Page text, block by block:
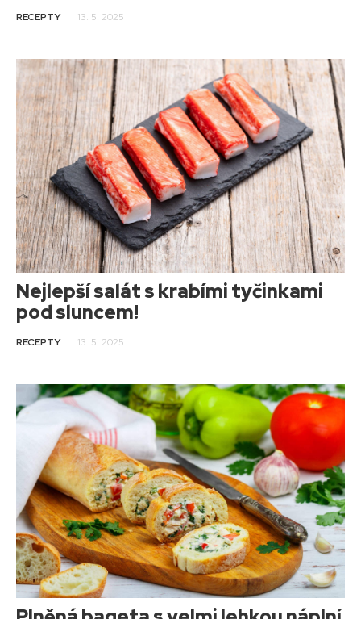
RECEPTY 13. 5. 2025
Nejlepší salát s krabími tyčinkami
pod sluncem!
RECEPTY 13. 5. 2025